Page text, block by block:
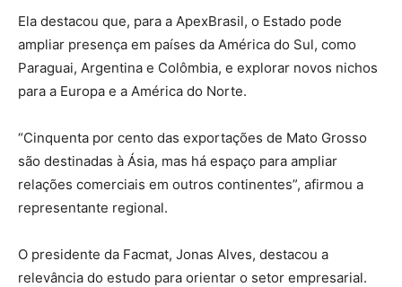
Ela destacou que, para a ApexBrasil, o Estado pode
ampliar presença em países da América do Sul, como
Paraguai, Argentina e Colômbia, e explorar novos nichos
para a Europa e a América do Norte.
“Cinquenta por cento das exportações de Mato Grosso
são destinadas à Ásia, mas há espaço para ampliar
relações comerciais em outros continentes”, afirmou a
representante regional.
O presidente da Facmat, Jonas Alves, destacou a
relevância do estudo para orientar o setor empresarial.